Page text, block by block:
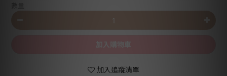
加入追蹤清單